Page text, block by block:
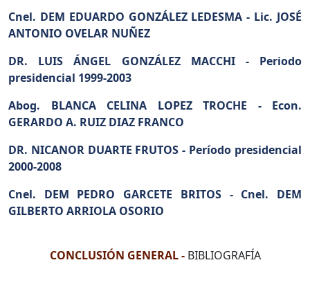
Cnel. DEM EDUARDO GONZÁLEZ LEDESMA - Lic. JOSÉ
ANTONIO OVELAR NUÑEZ
DR. LUIS ÁNGEL GONZÁLEZ MACCHI - Periodo
presidencial 1999-2003
Abog. BLANCA CELINA LOPEZ TROCHE - Econ.
GERARDO A. RUIZ DIAZ FRANCO
DR. NICANOR DUARTE FRUTOS - Período presidencial
2000-2008
Cnel. DEM PEDRO GARCETE BRITOS - Cnel. DEM
GILBERTO ARRIOLA OSORIO
CONCLUSIÓN GENERAL - BIBLIOGRAFÍA